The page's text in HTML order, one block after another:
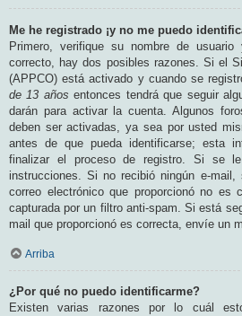
Me he registrado ¡y no me puedo
Primero, verifique su nombre de
correcto, hay dos posibles razones. Si el
(APPCO) está activado y cuando se
de 13 años entonces tendrá que seguir
darán para activar la cuenta. Algunos
deben ser activadas, ya sea por usted
antes de que pueda identificarse; esta
finalizar el proceso de registro. Si se
instrucciones. Si no recibió ningún e-mail,
correo electrónico que proporcionó no
capturada por un filtro anti-spam. Si está
mail que proporcionó es correcta, envíe un
Arriba
¿Por qué no puedo identificarme?
Existen varias razones por lo cuál